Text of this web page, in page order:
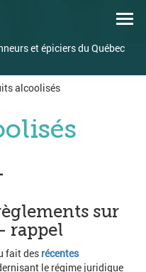
alcoolisés
sur
rappel
fait des récentes
le régime juridique